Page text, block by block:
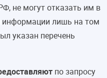
не могут отказать им в
информации лишь на том
указан перечень
по запросу